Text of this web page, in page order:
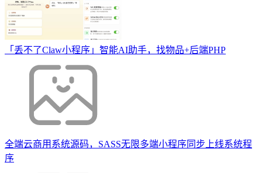
「丢不了Claw小程序」智能AI助手，找物品+后端PHP
全端云商用系统源码，SASS无限多端小程序同步上线系统程
序